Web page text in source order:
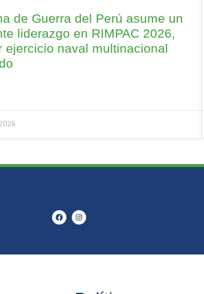
de Guerra del Perú asume un
liderazgo en RIMPAC 2026,
ejercicio naval multinacional